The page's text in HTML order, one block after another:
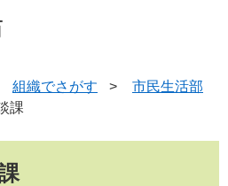
組織でさがす >
市民生活部
課